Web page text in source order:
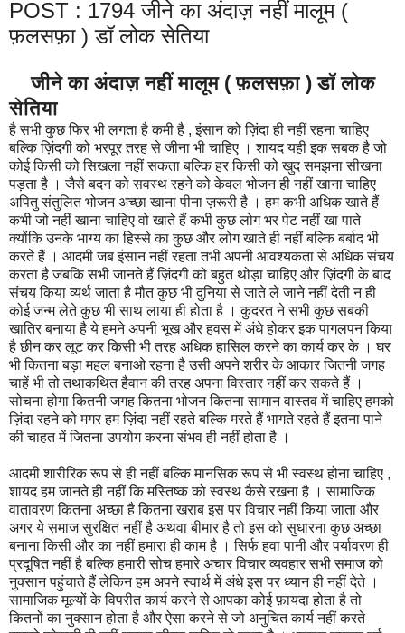
POST : 1794 जीने का अंदाज़ नहीं मालूम (
फ़लसफ़ा ) डॉ लोक सेतिया
जीने का अंदाज़ नहीं मालूम ( फ़लसफ़ा ) डॉ लोक
सेतिया
है सभी कुछ फिर भी लगता है कमी है , इंसान को ज़िंदा ही नहीं रहना चाहिए
बल्कि ज़िंदगी को भरपूर तरह से जीना भी चाहिए । शायद यही इक सबक है जो
कोई किसी को सिखला नहीं सकता बल्कि हर किसी को खुद समझना सीखना
पड़ता है । जैसे बदन को सवस्थ रहने को केवल भोजन ही नहीं खाना चाहिए
अपितु संतुलित भोजन अच्छा खाना पीना ज़रूरी है । हम कभी अधिक खाते हैं
कभी जो नहीं खाना चाहिए वो खाते हैं कभी कुछ लोग भर पेट नहीं खा पाते
क्योंकि उनके भाग्य का हिस्से का कुछ और लोग खाते ही नहीं बल्कि बर्बाद भी
करते हैं । आदमी जब इंसान नहीं रहता तभी अपनी आवश्यकता से अधिक संचय
करता है जबकि सभी जानते हैं ज़िंदगी को बहुत थोड़ा चाहिए और ज़िंदगी के बाद
संचय किया व्यर्थ जाता है मौत कुछ भी दुनिया से जाते ले जाने नहीं देती न ही
कोई जन्म लेते कुछ भी साथ लाया ही होता है । कुदरत ने सभी कुछ सबकी
खातिर बनाया है ये हमने अपनी भूख और हवस में अंधे होकर इक पागलपन किया
है छीन कर लूट कर किसी भी तरह अधिक हासिल करने का कार्य कर के । घर
भी कितना बड़ा महल बनाओ रहना है उसी अपने शरीर के आकार जितनी जगह
चाहें भी तो तथाकथित हैवान की तरह अपना विस्तार नहीं कर सकते हैं ।
सोचना होगा कितनी जगह कितना भोजन कितना सामान वास्तव में चाहिए हमको
ज़िंदा रहने को मगर हम ज़िंदा नहीं रहते बल्कि मरते हैं भागते रहते हैं इतना पाने
की चाहत में जितना उपयोग करना संभव ही नहीं होता है ।
आदमी शारीरिक रूप से ही नहीं बल्कि मानसिक रूप से भी स्वस्थ होना चाहिए ,
शायद हम जानते ही नहीं कि मस्तिष्क को स्वस्थ कैसे रखना है । सामाजिक
वातावरण कितना अच्छा है कितना खराब इस पर विचार नहीं किया जाता और
अगर ये समाज सुरक्षित नहीं है अथवा बीमार है तो इस को सुधारना कुछ अच्छा
बनाना किसी और का नहीं हमारा ही काम है । सिर्फ हवा पानी और पर्यावरण ही
प्रदूषित नहीं है बल्कि हमारी सोच हमारे अचार विचार व्यवहार सभी समाज को
नुक्सान पहुंचाते हैं लेकिन हम अपने स्वार्थ में अंधे इस पर ध्यान ही नहीं देते ।
सामाजिक मूल्यों के विपरीत कार्य करने से आपका कोई फ़ायदा होता है तो
कितनों का नुक्सान होता है और ऐसा करने से जो अनुचित कार्य नहीं करते